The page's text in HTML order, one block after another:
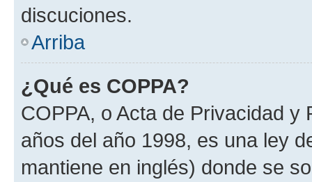
discuciones.
Arriba
¿Qué es COPPA?
COPPA, o Acta de Privacidad
años del año 1998, es una ley
mantiene en inglés) donde se